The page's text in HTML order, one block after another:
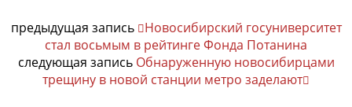
предыдущая запись
Новосибирский госуниверситет
стал восьмым в рейтинге Фонда Потанина
следующая запись Обнаруженную новосибирцами
трещину в новой станции метро заделают